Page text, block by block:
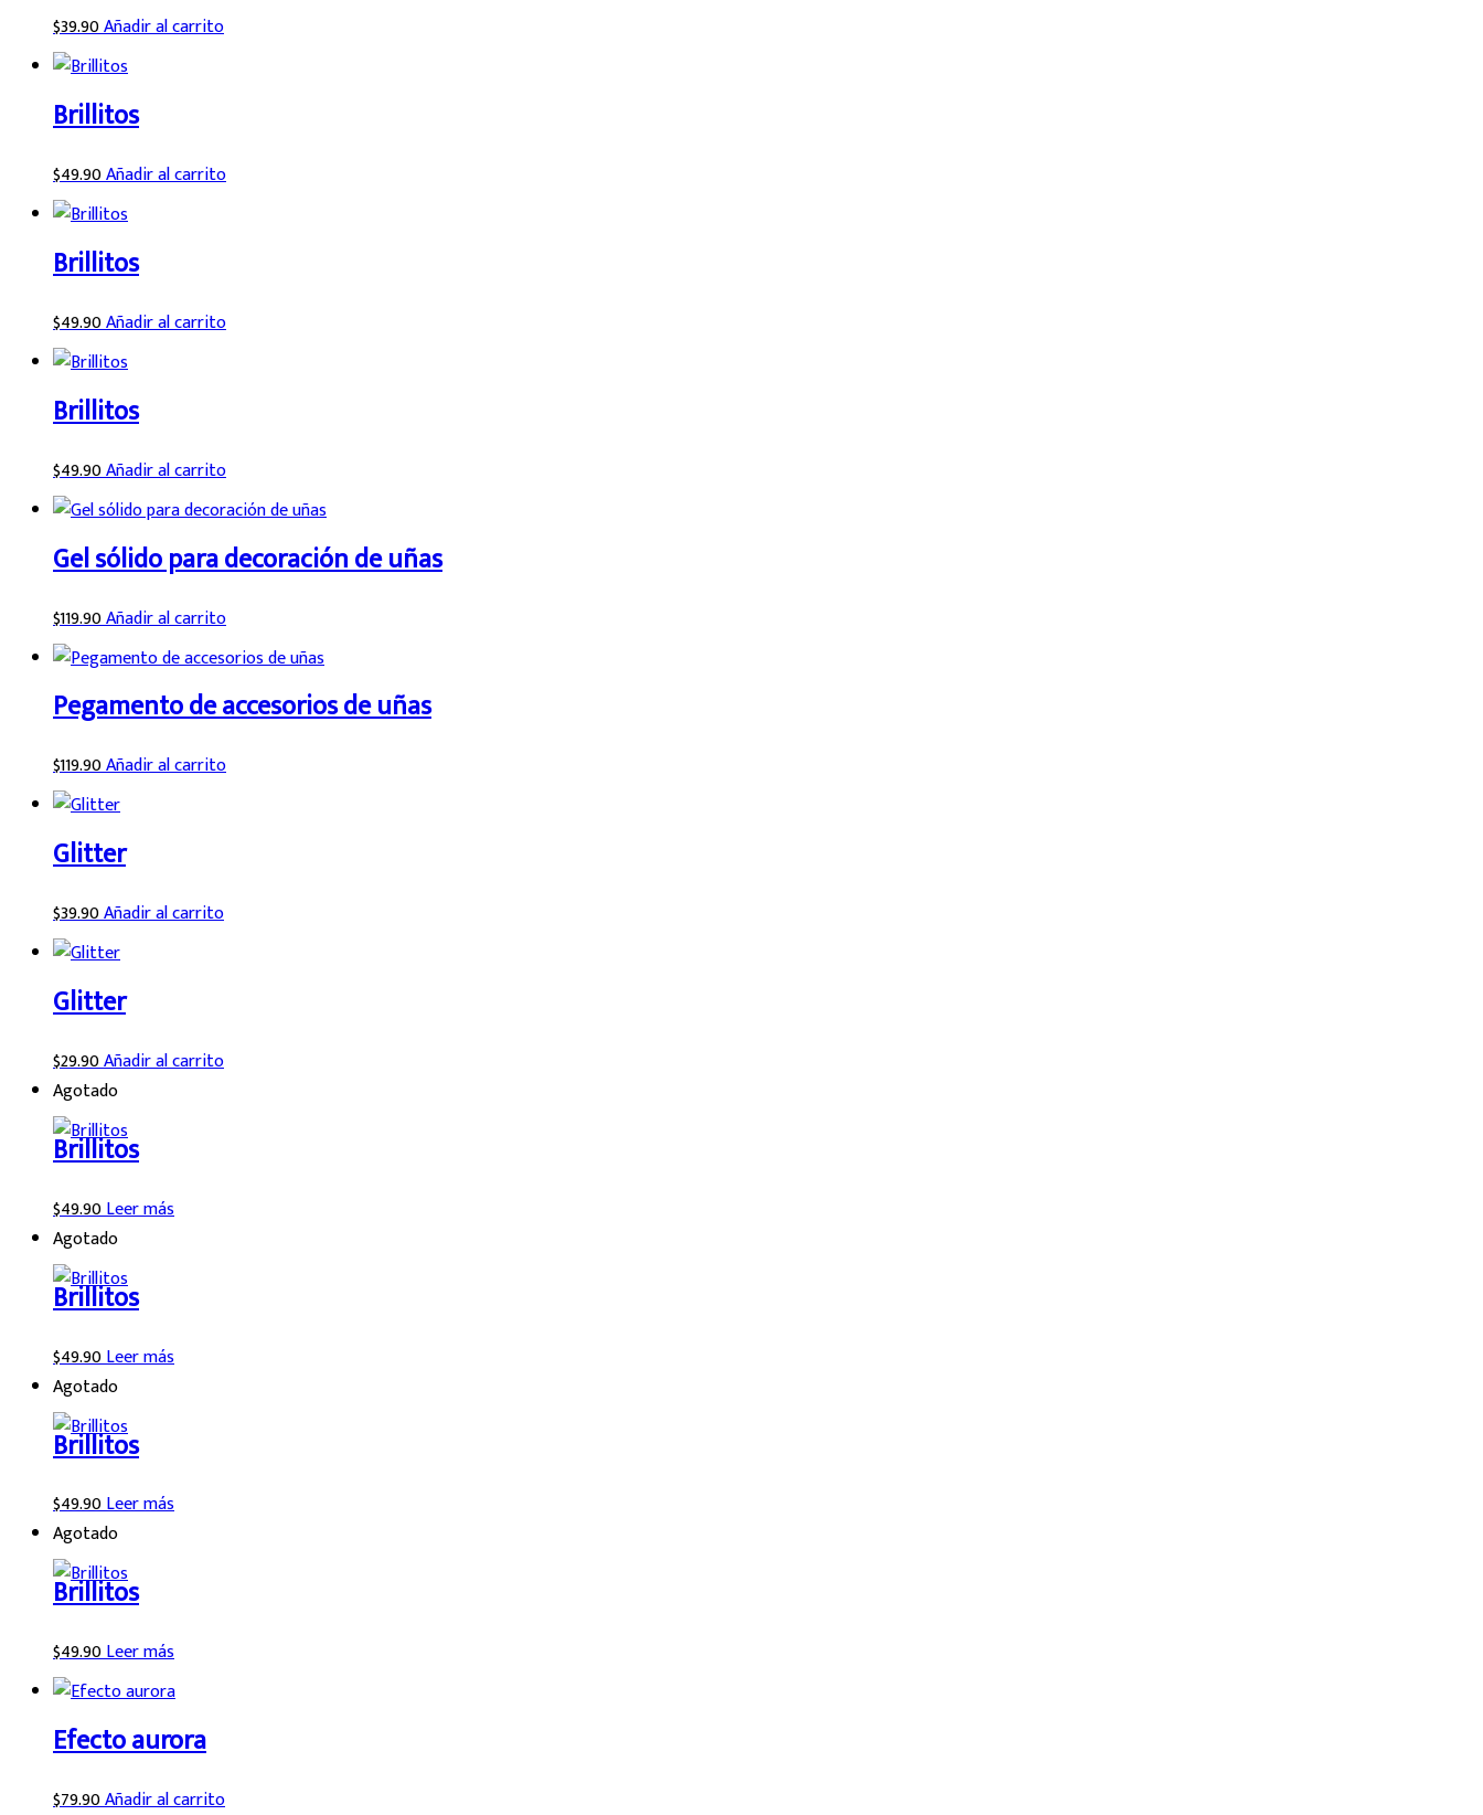
$39.90Añadir al carrito
Brillitos
$49.90Añadir al carrito
Brillitos
$49.90Añadir al carrito
Brillitos
$49.90Añadir al carrito
Gel sólido para decoración de uñas
$119.90Añadir al carrito
Pegamento de accesorios de uñas
$119.90Añadir al carrito
Glitter
$39.90Añadir al carrito
Glitter
$29.90Añadir al carrito
Agotado
Brillitos
$49.90Leer más
Agotado
Brillitos
$49.90Leer más
Agotado
Brillitos
$49.90Leer más
Agotado
Brillitos
$49.90Leer más
Efecto aurora
$79.90Añadir al carrito